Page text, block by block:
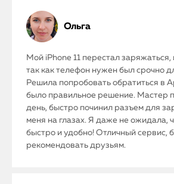
Ольга
Мой iPhone 11 перестал заряжаться,
так как телефон нужен был срочно
Решила попробовать обратиться в
было правильное решение. Мастер
день, быстро починил разъем для
меня на глазах. Я даже не ожидала,
быстро и удобно! Отличный сервис,
рекомендовать друзьям.